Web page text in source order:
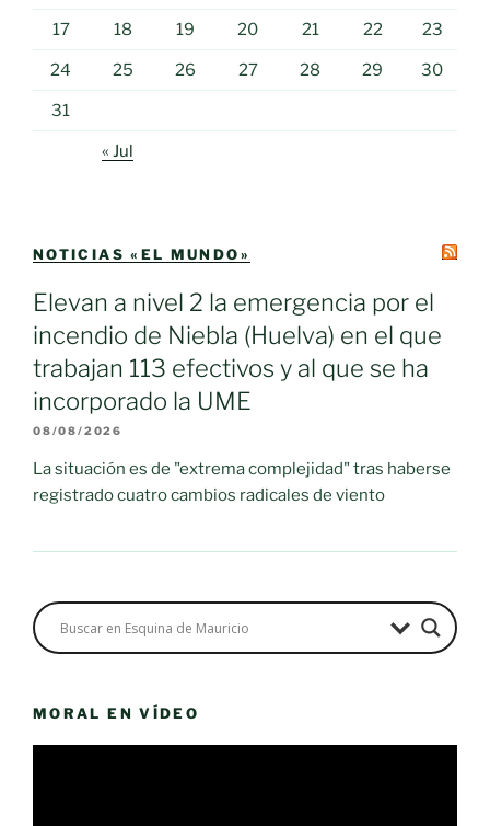
17 18 19 20 21 22 23
24 25 26 27 28 29 30
31
« Jul
NOTICIAS «EL MUNDO»
Elevan a nivel 2 la emergencia por el
incendio de Niebla (Huelva) en el que
trabajan 113 efectivos y al que se ha
incorporado la UME
08/08/2026
La situación es de "extrema complejidad" tras haberse
registrado cuatro cambios radicales de viento
MORAL EN VÍDEO